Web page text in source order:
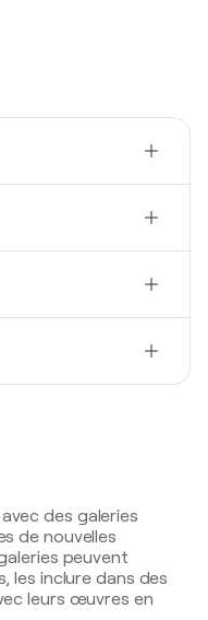
Artes - Porto,
de Marinhas -
Kyo Gallery - Old
Portugal
Emergentes dst -
des galeries
de nouvelles
peuvent
les inclure dans des
leurs œuvres en